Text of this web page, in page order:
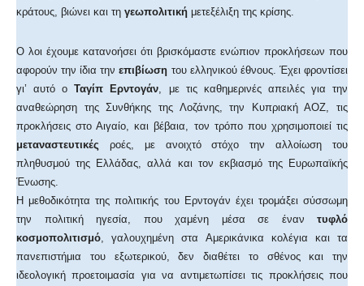
κράτους, βιώνει και τη γεωπολιτική μετεξέλιξη της κρίσης.
Ο λοι έχουμε κατανοήσει ότι βρισκόμαστε ενώπιον προκλήσεων που
αφορούν την ίδια τηνεπιβίωση του ελληνικού έθνους. Έχει φροντίσει
γι’ αυτό οΤαγίπ Ερντογάν , με τις καθημερινές απειλές για την
αναθεώρηση της Συνθήκης της Λοζάνης, την Κυπριακή ΑΟΖ, τις
προκλήσεις στο Αιγαίο, και βέβαια, τον τρόπο που χρησιμοποιεί τις
μεταναστευτικές ροές, με ανοιχτό στόχο την αλλοίωση του
πληθυσμού της Ελλάδας, αλλά και τον εκβιασμό της Ευρωπαϊκής
Ένωσης.
Η μεθοδικότητα της πολιτικής του Ερντογάν έχει τρομάξει σύσσωμη
την πολιτική ηγεσία, που χαμένη μέσα σε έναν τυφλό
κοσμοπολιτισμό , γαλουχημένη στα Αμερικάνικα κολέγια και τα
πανεπιστήμια του εξωτερικού, δεν διαθέτει το σθένος και την
ιδεολογική προετοιμασία για να αντιμετωπίσει τις προκλήσεις που